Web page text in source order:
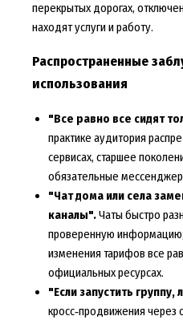
перекрытых дорогах,
находят услуги и работу.
Распространенные
использования
"Все равно все сидят
практике аудитория
сервисах, старшее
обязательные
"Чат дома или села
каналы".Чаты быстро
проверенную
изменения тарифов все
официальных ресурсах.
"Если запустить
кросс‑продвижения